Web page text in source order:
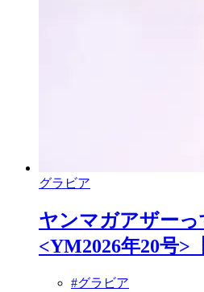
グラビア
ヤンマガアザーっ
<YM2026年20号>
#グラビア